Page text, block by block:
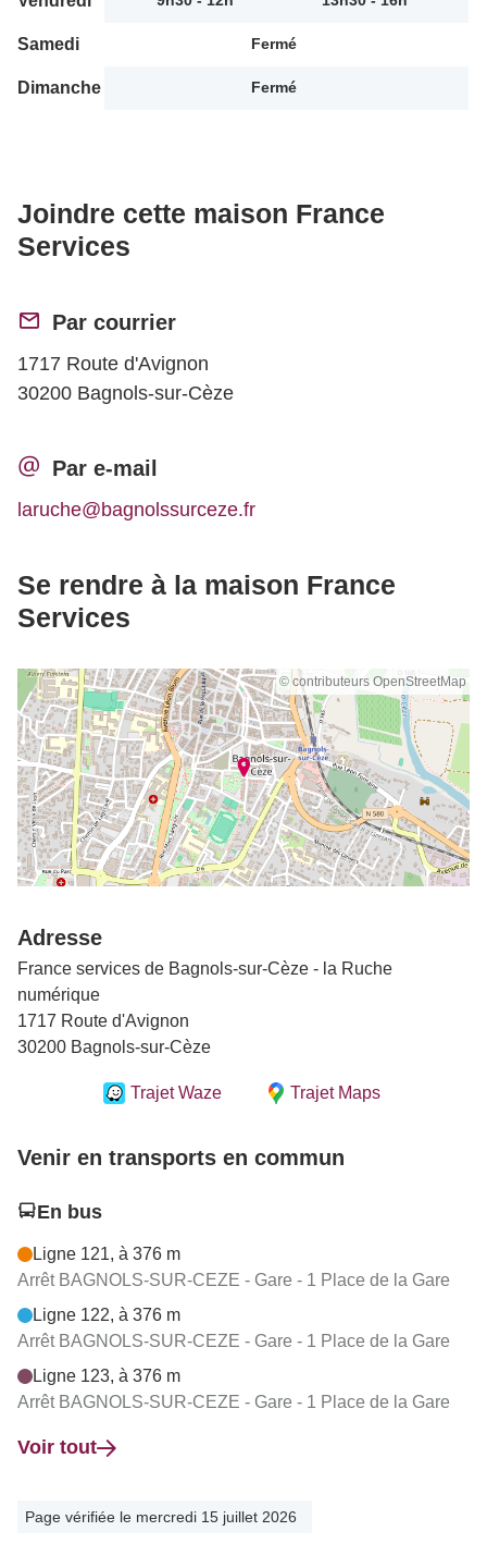
Samedi Fermé
Dimanche Fermé
Joindre cette maison France
Services
Par courrier
1717 Route d'Avignon
30200 Bagnols-sur-Cèze
Par e-mail
laruche@bagnolssurceze.fr
Se rendre à la maison France
Services
© contributeurs OpenStreetMap
Adresse
France services de Bagnols-sur-Cèze - la Ruche
numérique
1717 Route d'Avignon
30200 Bagnols-sur-Cèze
Trajet Waze Trajet Maps
Venir en transports en commun
En bus
Ligne 121, à 376 m
Arrêt BAGNOLS-SUR-CEZE - Gare - 1 Place de la Gare
Ligne 122, à 376 m
Arrêt BAGNOLS-SUR-CEZE - Gare - 1 Place de la Gare
Ligne 123, à 376 m
Arrêt BAGNOLS-SUR-CEZE - Gare - 1 Place de la Gare
Voir tout
Page vérifiée le mercredi 15 juillet 2026